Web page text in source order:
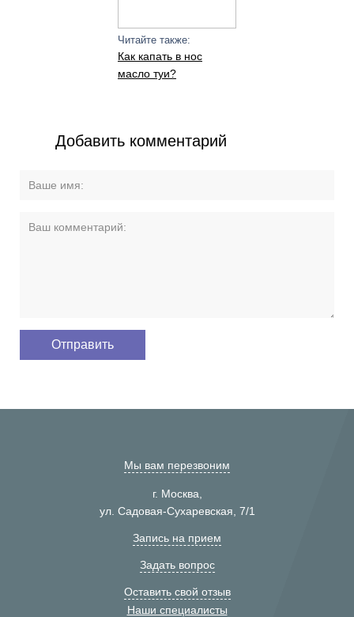
Читайте также:
Как капать в нос
масло туи?
Добавить комментарий
Мы вам перезвоним
г. Москва,
ул. Садовая-Сухаревская, 7/1
Запись на прием
Задать вопрос
Оставить свой отзыв
Наши специалисты